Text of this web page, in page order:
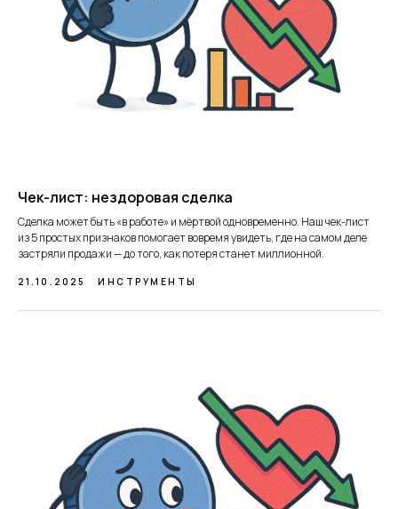
Чек-лист: нездоровая сделка
Сделка может быть «в работе» и мёртвой одновременно. Наш чек-лист
из 5 простых признаков помогает вовремя увидеть, где на самом деле
застряли продажи — до того, как потеря станет миллионной.
21.10.2025 ИНСТРУМЕНТЫ